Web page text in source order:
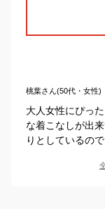
桃葉さん(50代・女性)
大人女性にぴっ
な着こなしが出
りとしているの